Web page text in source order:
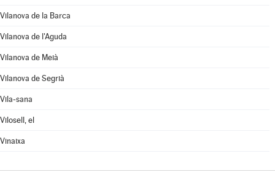
Vilanova de la Barca
Vilanova de l'Aguda
Vilanova de Meià
Vilanova de Segrià
Vila-sana
Vilosell, el
Vinaixa